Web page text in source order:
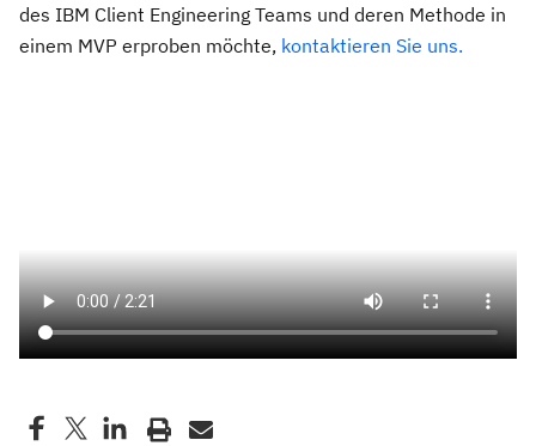
des IBM Client Engineering Teams und deren Methode in
einem MVP erproben möchte, kontaktieren Sie uns.